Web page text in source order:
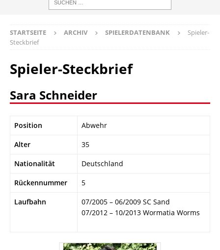
STARTSEITE ARCHIV SPIELERDATENBANK
Spieler-
Steckbrief
Spieler-Steckbrief
Sara Schneider
Position Abwehr
Alter 35
Nationalität Deutschland
Rückennummer 5
Laufbahn
07/2005 – 06/2009 SC Sand
07/2012 – 10/2013 Wormatia Worms